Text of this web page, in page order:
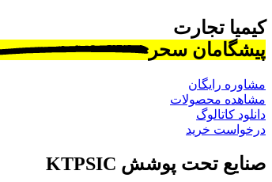
کیمیا تجارت
پیشگامان سحر
مشاوره رایگان
مشاهده محصولات
دانلود کاتالوگ
درخواست خرید
صنایع تحت پوشش KTPSIC